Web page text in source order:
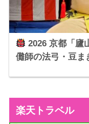
2026 京都「廬
儺師の法弓・豆ま
楽天トラベル